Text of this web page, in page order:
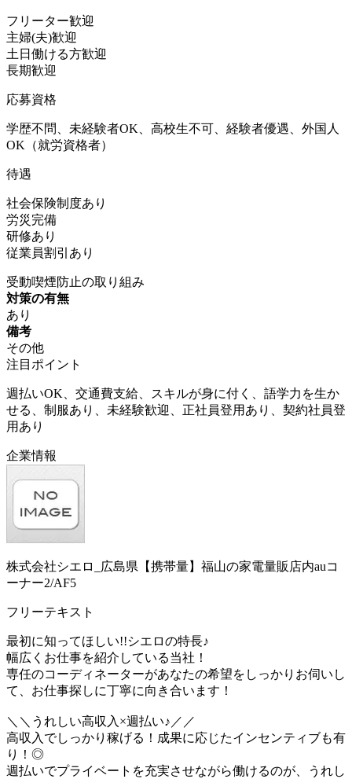
フリーター歓迎
主婦(夫)歓迎
土日働ける方歓迎
長期歓迎
応募資格
学歴不問、未経験者OK、高校生不可、経験者優遇、外国人
OK（就労資格者）
待遇
社会保険制度あり
労災完備
研修あり
従業員割引あり
受動喫煙防止の取り組み
対策の有無
あり
備考
その他
注目ポイント
週払いOK、交通費支給、スキルが身に付く、語学力を生か
せる、制服あり、未経験歓迎、正社員登用あり、契約社員登
用あり
企業情報
株式会社シエロ_広島県【携帯量】福山の家電量販店内auコ
ーナー2/AF5
フリーテキスト
最初に知ってほしい!!シエロの特長♪
幅広くお仕事を紹介している当社！
専任のコーディネーターがあなたの希望をしっかりお伺いし
て、お仕事探しに丁寧に向き合います！
＼＼うれしい高収入×週払い♪／／
高収入でしっかり稼げる！成果に応じたインセンティブも有
り！◎
週払いでプライベートを充実させながら働けるのが、うれし